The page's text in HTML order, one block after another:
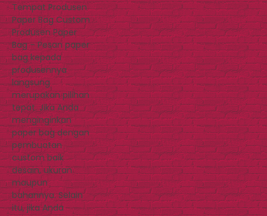
Tempat Produsen
Paper Bag Custom
Produsen Paper
Bag – Pesan paper
bag kepada
produsennya
langsung
merupakan pilihan
tepat. Jika Anda
menginginkan
paper bag dengan
pembuatan
custom baik
desain, ukuran
maupun
bahannya. Selain
itu, jika Anda